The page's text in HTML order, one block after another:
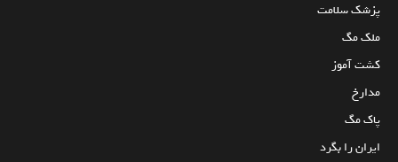
پزشک سلامت
ملک مگ
کشت آموز
مدارخ
پاک مگ
ایران را بگرد